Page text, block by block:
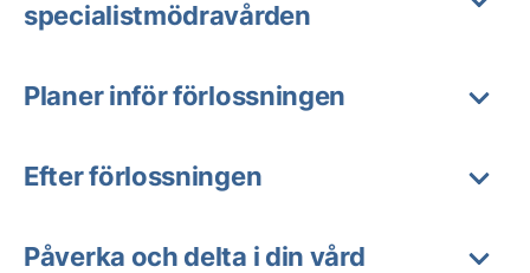
specialistmödravården
Planer inför förlossningen
Efter förlossningen
Påverka och delta i din vård